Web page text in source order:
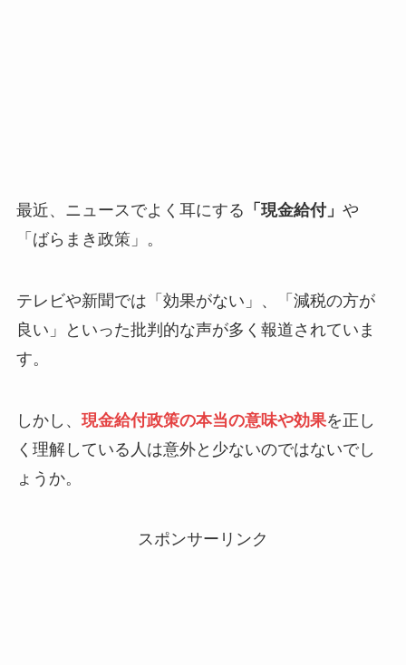
最近、ニュースでよく耳にする 「現金給付」 や
「ばらまき政策」。
テレビや新聞では「効果がない」、「減税の方が
良い」といった批判的な声が多く報道されていま
す。
しかし、 現金給付政策の本当の意味や効果を正し
く理解している人は意外と少ないのではないでし
ょうか。
スポンサーリンク